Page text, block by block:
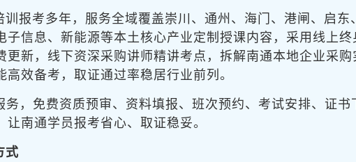
报考多年，服务全域覆盖崇川、通州、海门、港闸、启
子信息、新能源等本土核心产业定制授课内容，采用线上
更新，线下资深采购讲师精讲考点，拆解南通本地企业采
效备考，取证通过率稳居行业前列。
务，免费资质预审、资料填报、班次预约、考试安排、证
南通学员报考省心、取证稳妥。
式